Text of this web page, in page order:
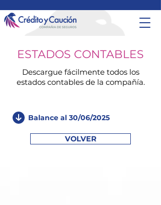
ESTADOS CONTABLES
Descargue fácilmente todos los
estados contables de la compañía.
Balance al 30/06/2025
VOLVER